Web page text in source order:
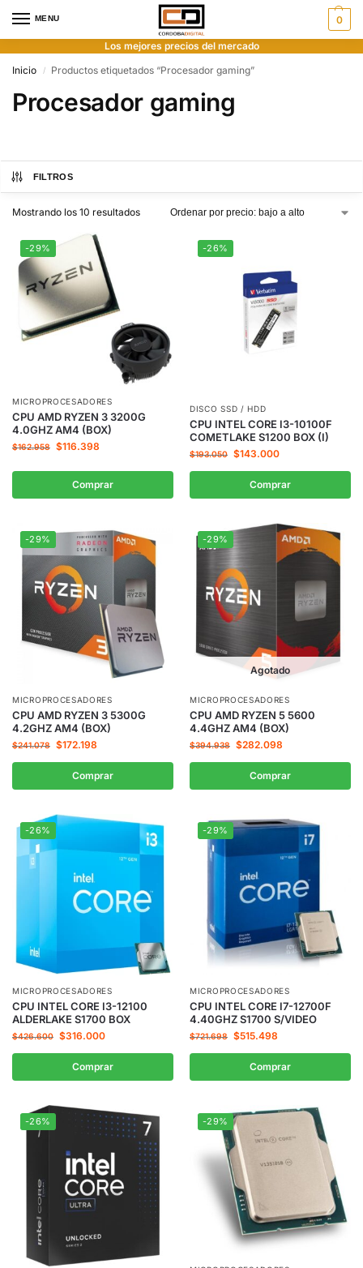
MENU 0
Los mejores precios del mercado
Inicio
/ Productos etiquetados “Procesador gaming”
Procesador gaming
FILTROS
Mostrando los 10 resultados
-29%
MICROPROCESADORES
CPU AMD RYZEN 3 3200G
4.0GHZ AM4 (BOX)
$162.958 $116.398
Comprar
-26%
DISCO SSD / HDD
CPU INTEL CORE I3-10100F
COMETLAKE S1200 BOX (I)
$193.050 $143.000
Comprar
-29%
MICROPROCESADORES
CPU AMD RYZEN 3 5300G
4.2GHZ AM4 (BOX)
$241.078 $172.198
Comprar
-29%
Agotado
MICROPROCESADORES
CPU AMD RYZEN 5 5600
4.4GHZ AM4 (BOX)
$394.938 $282.098
Comprar
-26%
MICROPROCESADORES
CPU INTEL CORE I3-12100
ALDERLAKE S1700 BOX
$426.600 $316.000
Comprar
-29%
MICROPROCESADORES
CPU INTEL CORE I7-12700F
4.40GHZ S1700 S/VIDEO
$721.698 $515.498
Comprar
-26% -29%